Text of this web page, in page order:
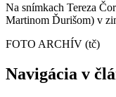
Na snímkach Tereza
Martinom Ďurišom) v
FOTO ARCHÍV (tč)
Navigácia v